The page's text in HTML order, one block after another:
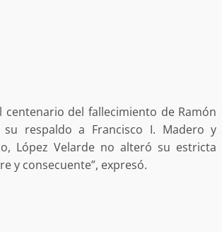
del fallecimiento de Ramón
respaldo a Francisco I. Madero y
López Velarde no alteró su estricta
y consecuente”, expresó.
Detienen a Ernesto Ruffo en Baja
California; FGR lo investiga por
presuntos delitos de delincuencia
organizada y contrabando